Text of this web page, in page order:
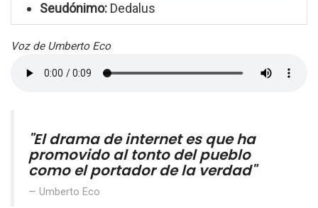
Seudónimo: Dedalus
Voz de Umberto Eco
"El drama de internet es que ha
promovido al tonto del pueblo
como el portador de la verdad"
Umberto Eco